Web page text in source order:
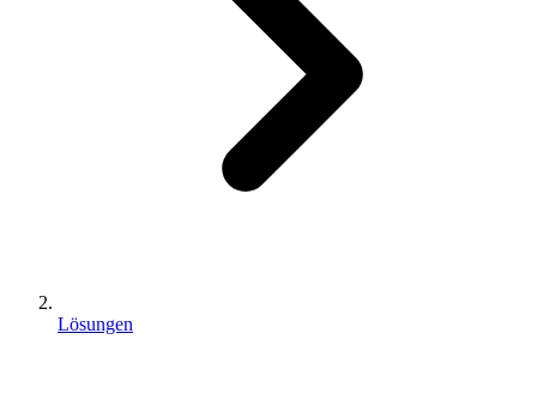
Lösungen